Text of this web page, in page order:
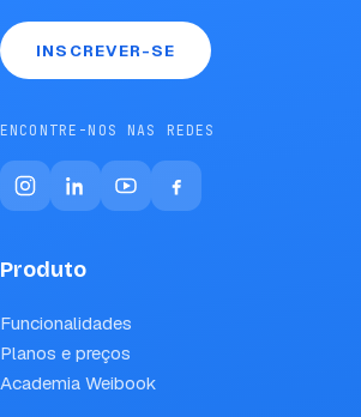
INSCREVER-SE
ENCONTRE-NOS NAS REDES
Produto
Funcionalidades
Planos e preços
Academia Weibook